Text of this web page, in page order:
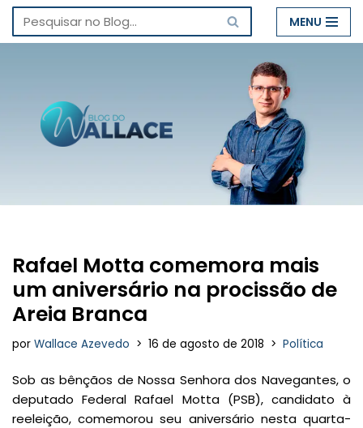
Pular
conteúdo
MENU
Rafael Motta comemora mais
um aniversário na procissão de
Areia Branca
por Wallace Azevedo 16 de agosto de 2018 Política
Sob as bênçãos de Nossa Senhora dos Navegantes, o
deputado Federal Rafael Motta (PSB), candidato à
reeleição, comemorou seu aniversário nesta quarta-